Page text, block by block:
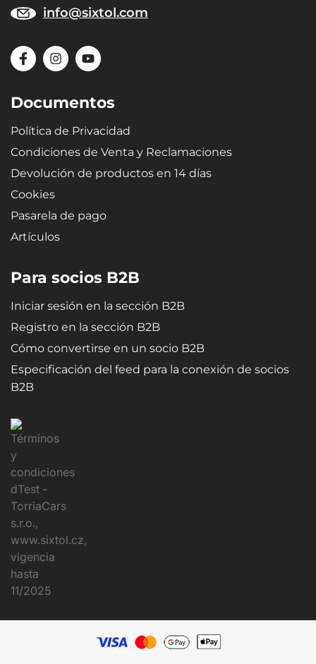
info@sixtol.com
Documentos
Política de Privacidad
Condiciones de Venta y Reclamaciones
Devolución de productos en 14 días
Cookies
Pasarela de pago
Artículos
Para socios B2B
Iniciar sesión en la sección B2B
Registro en la sección B2B
Cómo convertirse en un socio B2B
Especificación del feed para la conexión de socios
B2B